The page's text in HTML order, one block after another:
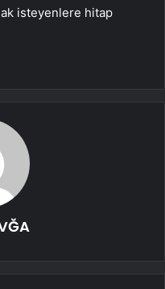
isteyenlere hitap